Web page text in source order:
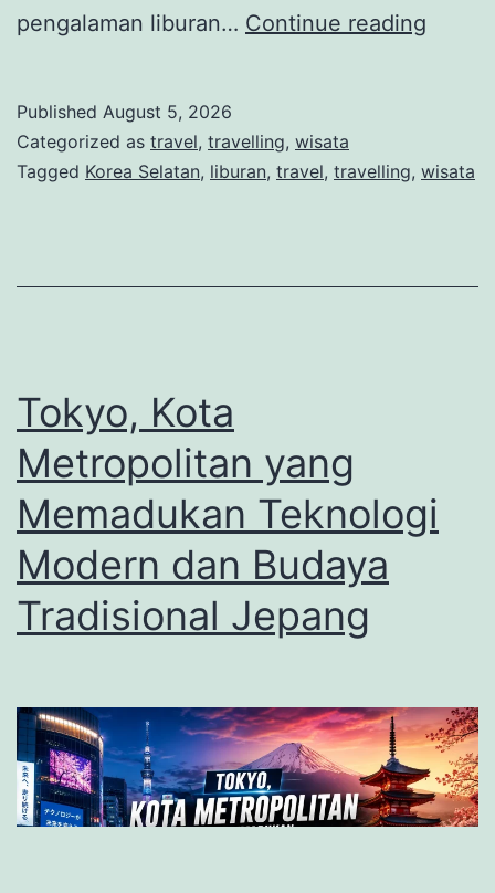
pengalaman liburan… Continue reading
K-
Published August 5, 2026
Categorized as travel, travelling, wisata
Tagged Korea Selatan, liburan, travel, travelling, wisata
Tokyo, Kota
Metropolitan yang
Memadukan Teknologi
Modern dan Budaya
Tradisional Jepang